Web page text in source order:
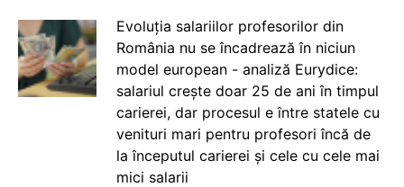
Evoluția salariilor profesorilor din
România nu se încadrează în niciun
model european - analiză Eurydice:
salariul crește doar 25 de ani în timpul
carierei, dar procesul e între statele cu
venituri mari pentru profesori încă de
la începutul carierei și cele cu cele mai
mici salarii